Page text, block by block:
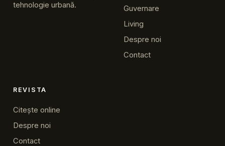
tehnologie urbană.
Guvernare
Living
Despre noi
Contact
REVISTA
Citește online
Despre noi
Contact